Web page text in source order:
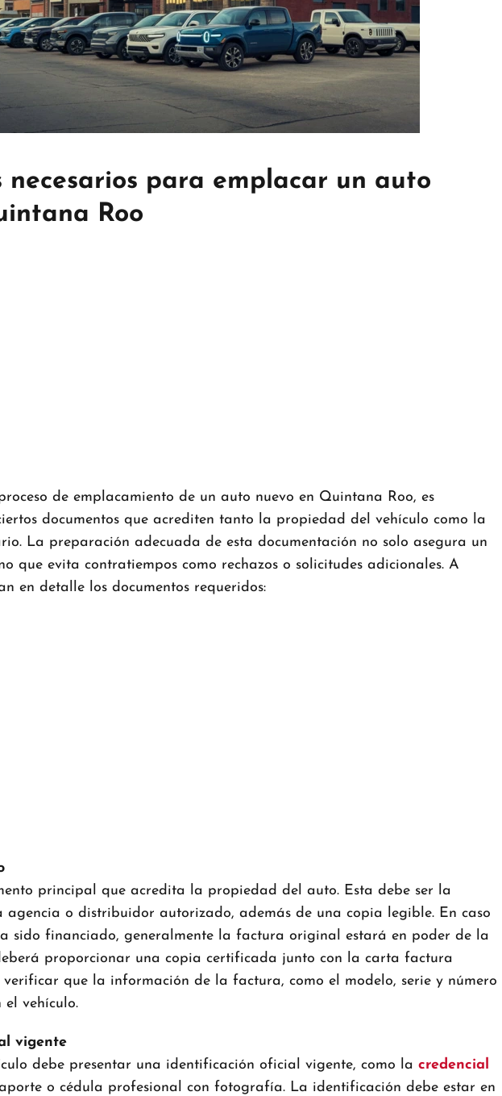
necesarios para emplacar un auto
Roo
de emplacamiento de un auto nuevo en Quintana Roo, es
documentos que acrediten tanto la propiedad del vehículo como la
La preparación adecuada de esta documentación no solo asegura un
que evita contratiempos como rechazos o solicitudes adicionales. A
en detalle los documentos requeridos:
principal que acredita la propiedad del auto. Esta debe ser la
o distribuidor autorizado, además de una copia legible. En caso
sido financiado, generalmente la factura original estará en poder de la
proporcionar una copia certificada junto con la carta factura
que la información de la factura, como el modelo, serie y número
el vehículo.
vigente
debe presentar una identificación oficial vigente, como la credencial
o cédula profesional con fotografía. La identificación debe estar en